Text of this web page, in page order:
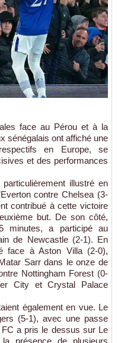
face au Pérou et à la
sénégalais ont affiché une
en Europe, se
et des performances
illustré en
contre Chelsea (3-
contribué à cette victoire
but. De son côté,
minutes, a participé au
de Newcastle (2-1). En
face à Aston Villa (2-0),
Sarr dans le onze de
Nottingham Forest (0-
City et Crystal Palace
également en vue. Le
(5-1), avec une passe
FC a pris le dessus sur Le
présence de plusieurs